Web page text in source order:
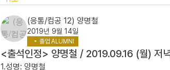
(응통/컴공 12) 양명철
2019년 9월 14일
졸업 ALUMNI
<출석인정> 양명철 / 2019.09.16 (월) 저
1.성명: 양명철